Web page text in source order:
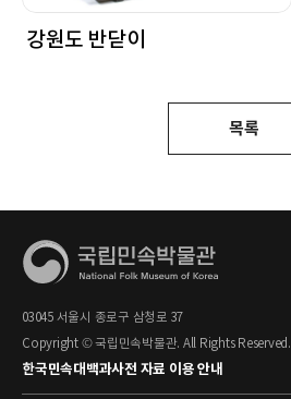
강원도 반닫이
목록
03045 서울시 종로구 삼청로 37
Copyright © 국립민속박물관. All Rights Reserved.
한국민속대백과사전 자료 이용 안내